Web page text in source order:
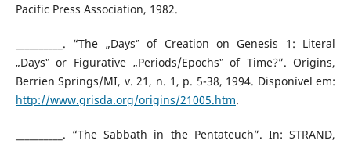
Pacific Press Association, 1982.
__________. “The „Days‟ of Creation on Genesis 1: Literal
„Days‟ or Figurative „Periods/Epochs‟ of Time?”. Origins,
Berrien Springs/MI, v. 21, n. 1, p. 5-38, 1994. Disponível em:
http://www.grisda.org/origins/21005.htm.
__________. “The Sabbath in the Pentateuch”. In: STRAND,